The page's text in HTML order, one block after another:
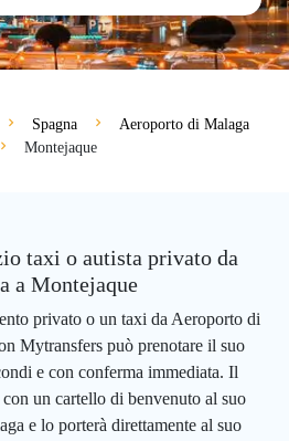
Spagna
Aeroporto di Malaga
Montejaque
taxi o autista privato da
a Montejaque
privato o un taxi da Aeroporto di
Mytransfers può prenotare il suo
e con conferma immediata. Il
un cartello di benvenuto al suo
e lo porterà direttamente al suo